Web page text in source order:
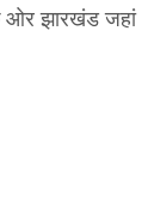
ओर झारखंड जहां